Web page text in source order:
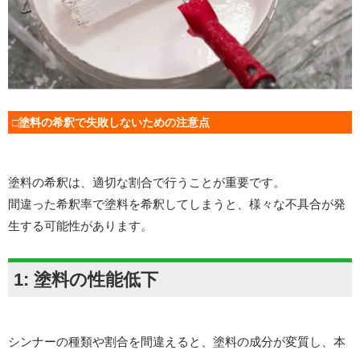
□塗料の希釈で失敗しないための注意点
塗料の希釈は、適切な割合で行うことが重要です。
間違った希釈率で塗料を希釈してしまうと、様々な不具合が発
生する可能性があります。
1: 塗料の性能低下
シンナーの種類や割合を間違えると、塗料の成分が変質し、本